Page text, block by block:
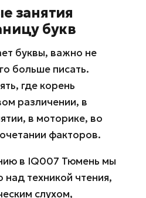
занятия
букв
буквы, важно не
больше писать.
где корень
различении, в
в моторике, во
факторов.
в IQ007 Тюмень мы
над техникой чтения,
слухом,